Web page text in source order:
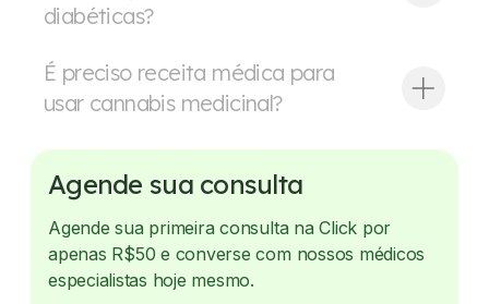
diabéticas?
É preciso receita médica para
usar cannabis medicinal?
Agende sua consulta
Agende sua primeira consulta na Click por
apenas R$50 e converse com nossos médicos
especialistas hoje mesmo.